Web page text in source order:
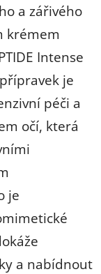
a zářivého
krémem
Intense
je
péči a
očí, která
je
a nabídnout